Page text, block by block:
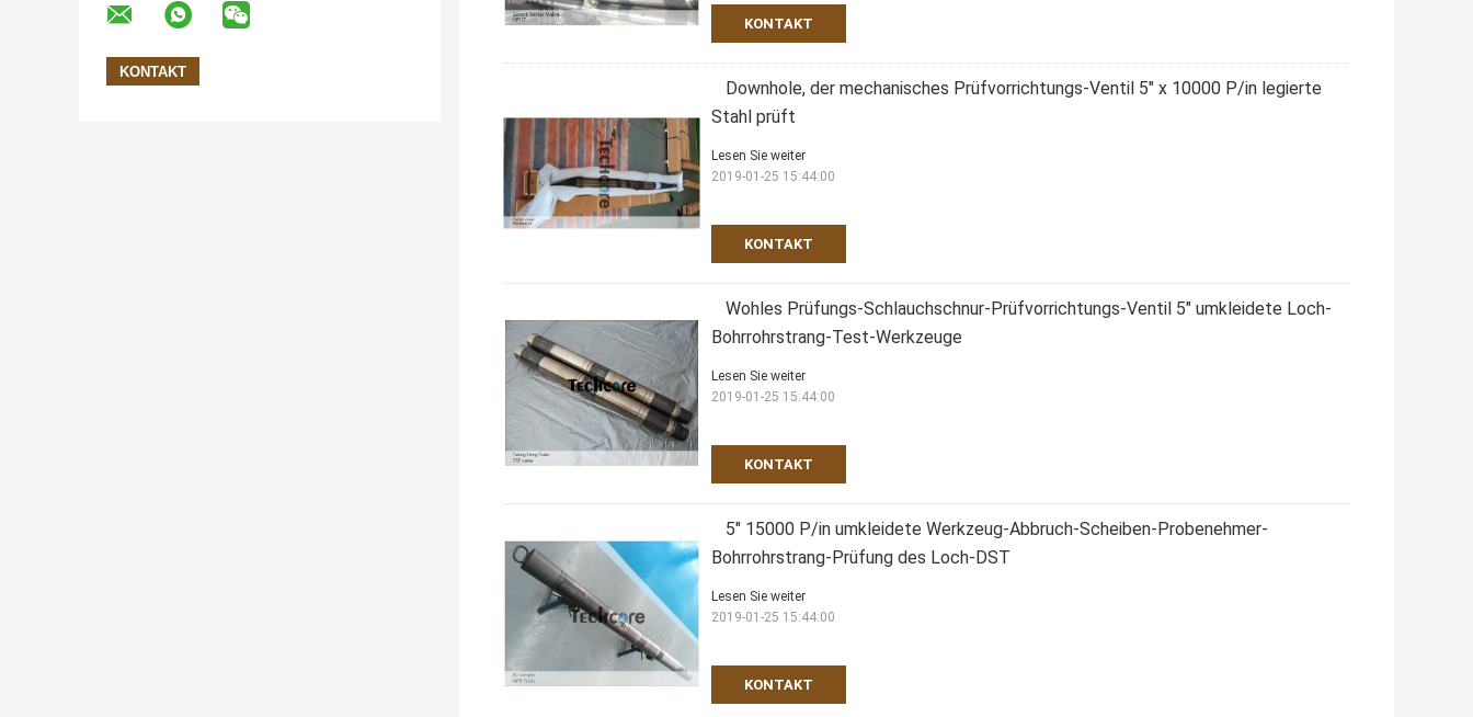
KONTAKT
Downhole, der mechanisches Prüfvorrichtungs-Ventil 5" x 10000 P/in legierte
Stahl prüft
KONTAKT
Lesen Sie weiter
2019-01-25 15:44:00
Wohles Prüfungs-Schlauchschnur-Prüfvorrichtungs-Ventil 5" umkleidete Loch-
Bohrrohrstrang-Test-Werkzeuge
KONTAKT
Lesen Sie weiter
2019-01-25 15:44:00
5" 15000 P/in umkleidete Werkzeug-Abbruch-Scheiben-Probenehmer-
Bohrrohrstrang-Prüfung des Loch-DST
KONTAKT
Lesen Sie weiter
2019-01-25 15:44:00